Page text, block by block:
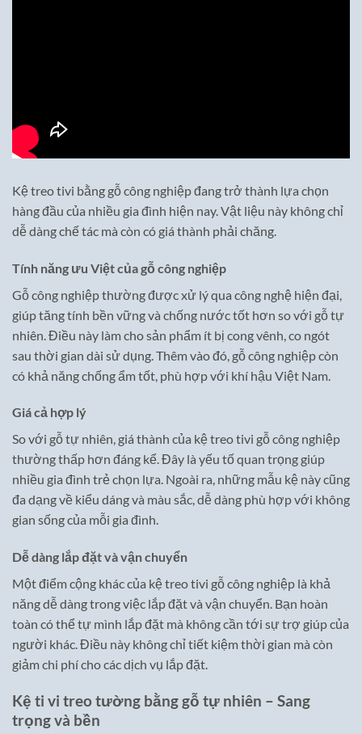
Kệ treo tivi bằng gỗ công nghiệp đang trở thành lựa chọn
hàng đầu của nhiều gia đình hiện nay. Vật liệu này không chỉ
dễ dàng chế tác mà còn có giá thành phải chăng.
Tính năng ưu Việt của gỗ công nghiệp
Gỗ công nghiệp thường được xử lý qua công nghệ hiện đại,
giúp tăng tính bền vững và chống nước tốt hơn so với gỗ tự
nhiên. Điều này làm cho sản phẩm ít bị cong vênh, co ngót
sau thời gian dài sử dụng. Thêm vào đó, gỗ công nghiệp còn
có khả năng chống ẩm tốt, phù hợp với khí hậu Việt Nam.
Giá cả hợp lý
So với gỗ tự nhiên, giá thành của kệ treo tivi gỗ công nghiệp
thường thấp hơn đáng kể. Đây là yếu tố quan trọng giúp
nhiều gia đình trẻ chọn lựa. Ngoài ra, những mẫu kệ này cũng
đa dạng về kiểu dáng và màu sắc, dễ dàng phù hợp với không
gian sống của mỗi gia đình.
Dễ dàng lắp đặt và vận chuyển
Một điểm cộng khác của kệ treo tivi gỗ công nghiệp là khả
năng dễ dàng trong việc lắp đặt và vận chuyển. Bạn hoàn
toàn có thể tự mình lắp đặt mà không cần tới sự trợ giúp của
người khác. Điều này không chỉ tiết kiệm thời gian mà còn
giảm chi phí cho các dịch vụ lắp đặt.
Kệ ti vi treo tường bằng gỗ tự nhiên – Sang
trọng và bền